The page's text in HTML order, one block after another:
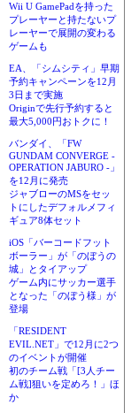
Wii U GamePadを持った
プレーヤーと持たないプ
レーヤーで展開の変わる
ゲームも
EA、「シムシティ」早期
予約キャンペーンを12月
3日まで実施
Originで先行予約すると
最大5,000円おトクに！
バンダイ、「FW
GUNDAM CONVERGE -
OPERATION JABURO -」
を12月に発売
ジャブローのMSをセッ
トにしたデフォルメフィ
ギュア8体セット
iOS「バーコードフット
ボーラー」が「のぼうの
城」とタイアップ
ゲーム内にサッカー選手
となった「のぼう様」が
登場
「RESIDENT
EVIL.NET」で12月に2つ
のイベントが開催
初のチーム戦「[3人チー
ム戦]狙いを定めろ！」ほ
か